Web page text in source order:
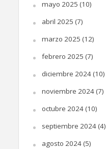
mayo 2025 (10)
abril 2025 (7)
marzo 2025 (12)
febrero 2025 (7)
diciembre 2024(10)
noviembre 2024(7)
octubre 2024(10)
septiembre 2024(4)
agosto 2024(5)